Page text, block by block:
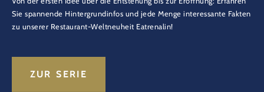
Sie spannende Hintergrundinfos und jede Menge interessante Fakten
zu unserer Restaurant-Weltneuheit Eatrenalin!
ZUR SERIE